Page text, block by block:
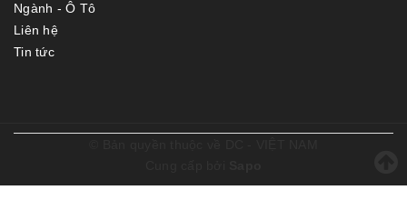
Ngành - Ô Tô
Liên hệ
Tin tức